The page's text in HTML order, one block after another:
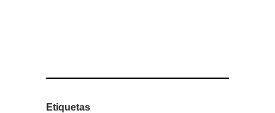
Etiquetas